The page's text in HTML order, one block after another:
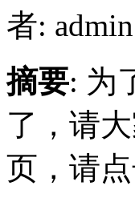
者: admin
摘要: 为
了，请
页，请